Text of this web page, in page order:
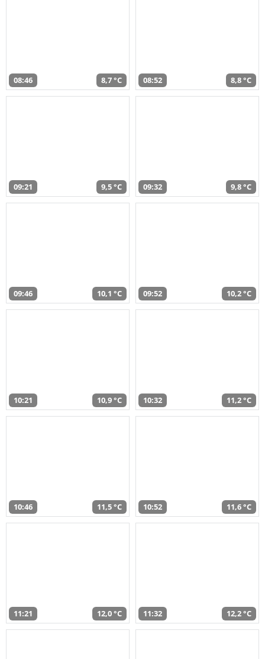
08:46 8,7 °C 08:52 8,8 °C
09:21 9,5 °C 09:32 9,8 °C
09:46 10,1 °C 09:52 10,2 °C
10:21 10,9 °C 10:32 11,2 °C
10:46 11,5 °C 10:52 11,6 °C
11:21 12,0 °C 11:32 12,2 °C